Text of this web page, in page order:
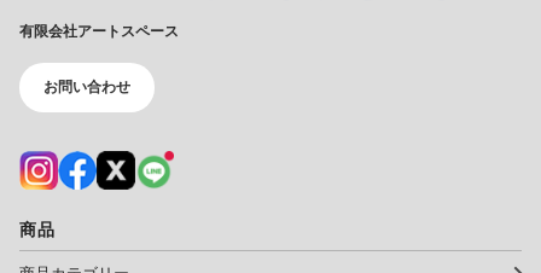
有限会社アートスペース
お問い合わせ
商品